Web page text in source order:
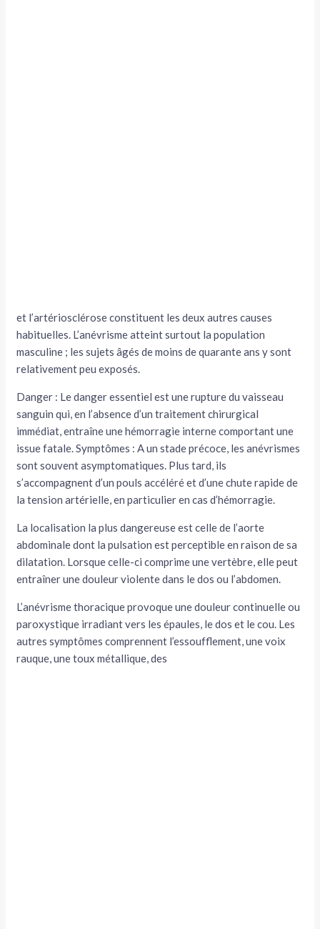
et l’artériosclérose constituent les deux autres causes
habituelles. L’anévrisme atteint surtout la population
masculine ; les sujets âgés de moins de quarante ans y sont
relativement peu exposés.
Danger : Le danger essentiel est une rupture du vaisseau
sanguin qui, en l’absence d’un traitement chirurgical
immédiat, entraîne une hémorragie in­terne comportant une
issue fatale. Symptômes : A un stade précoce, les anévrismes
sont souvent asymptomati­ques. Plus tard, ils
s’accompagnent d’un pouls accéléré et d’une chute rapide de
la tension artérielle, en particulier en cas d’hémorragie.
La localisation la plus dangereuse est celle de l’aorte
abdominale dont la pulsa­tion est perceptible en raison de sa
dilata­tion. Lorsque celle-ci comprime une ver­tèbre, elle peut
entraîner une douleur violente dans le dos ou l’abdomen.
L’anévrisme thoracique provoque une douleur continuelle ou
paroxystique irradiant vers les épaules, le dos et le cou. Les
autres symptômes compren­nent l’essoufflement, une voix
rauque, une toux métallique, des